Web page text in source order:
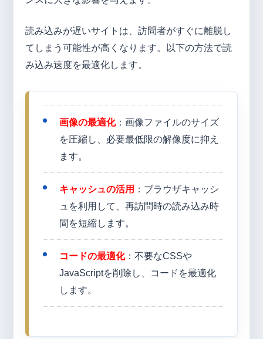
読み込みが遅いサイトは、訪問者がすぐに離脱し
てしまう可能性が高くなります。以下の方法で読
み込み速度を最適化します。
画像の最適化：画像ファイルのサイズ
を圧縮し、必要最低限の解像度に抑え
ます。
キャッシュの活用 ：ブラウザキャッシ
ュを利用して、再訪問時の読み込み時
間を短縮します。
コードの最適化：不要なCSSや
JavaScriptを削除し、コードを最適化
します。